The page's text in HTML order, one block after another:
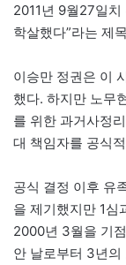
2011년 9월27일치
학살했다”라는 제
이승만 정권은 이
했다. 하지만 노무
를 위한 과거사정
대 책임자를 공식
공식 결정 이후 유
을 제기했지만 1심
2000년 3월을 기
안 날로부터 3년의